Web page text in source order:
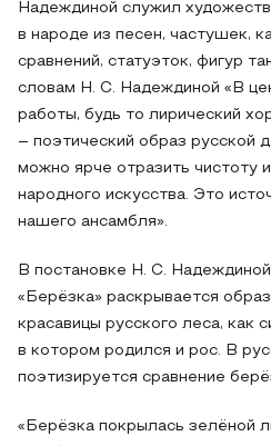
Надеждиной служил
в народе из песен, частушек,
сравнений, статуэток, фигур
словам Н. С. Надеждиной «В
работы, будь то лирический
– поэтический образ русской
можно ярче отразить чистоту
народного искусства. Это
нашего ансамбля».
В постановке Н. С.
«Берёзка» раскрывается
красавицы русского леса, как
в котором родился и рос. В
поэтизируется сравнение
«Берёзка покрылась зелёной